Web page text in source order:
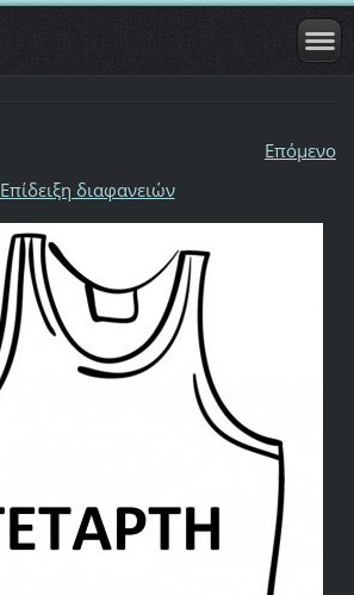
Επόμενο
Επίδειξη διαφανειών